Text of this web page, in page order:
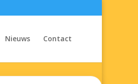
Nieuws Contact